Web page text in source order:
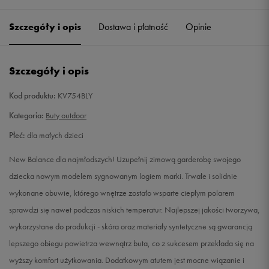
30 17,5 cm
31 18,5 cm Powiadom o dostępności
32
32,5 19 cm Powiadom o dostępności
33 19,5 cm Powiadom o dostępności
Szczegóły i opis Dostawa i płatność Opinie
Szczegóły i opis
Kod produktu: KV754BLY
Kategoria: Buty outdoor
Płeć: dla małych dzieci
New Balance dla najmłodszych! Uzupełnij zimową garderobę swojego
dziecka nowym modelem sygnowanym logiem marki. Trwałe i solidnie
wykonane obuwie, którego wnętrze zostało wsparte ciepłym polarem
sprawdzi się nawet podczas niskich temperatur. Najlepszej jakości tworzywa,
wykorzystane do produkcji - skóra oraz materiały syntetyczne są gwarancją
lepszego obiegu powietrza wewnątrz buta, co z sukcesem przekłada się na
wyższy komfort użytkowania. Dodatkowym atutem jest mocne wiązanie i